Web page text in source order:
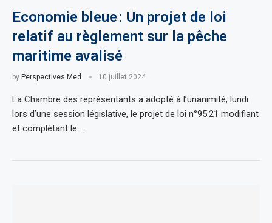
Economie bleue : Un projet de loi
relatif au règlement sur la pêche
maritime avalisé
by Perspectives Med 10 juillet 2024
La Chambre des représentants a adopté à l’unanimité, lundi
lors d’une session législative, le projet de loi n°95.21 modifiant
et complétant le …